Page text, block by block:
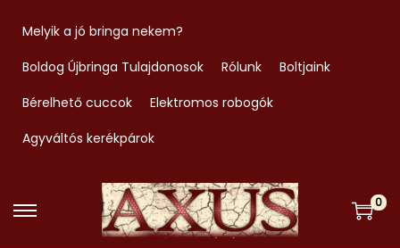
Melyik a jó bringa nekem?
Boldog Újbringa Tulajdonosok
Rólunk
Boltjaink
Bérelhető cuccok
Elektromos robogók
Agyváltós kerékpárok
S
S
0